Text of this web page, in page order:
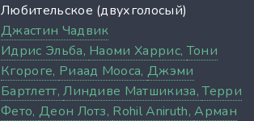
Любительское (двухголосый)
Джастин Чадвик
Идрис Эльба, Наоми Харрис,Тони
Кгороге, Риаад Мооса,Джэми
Бартлетт,Линдиве Матшикиза,Терри
Фето, Деон Лотз, Rohil Aniruth,Арман